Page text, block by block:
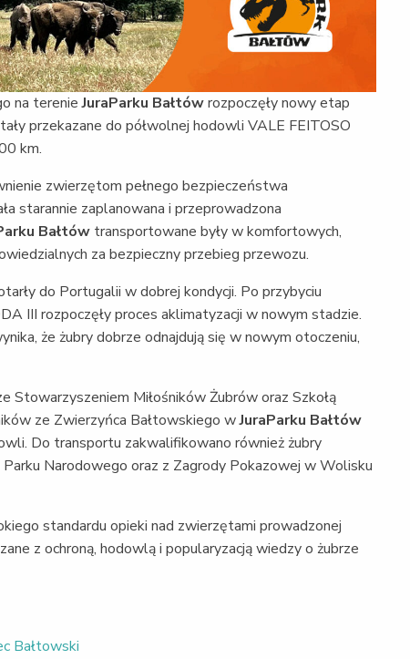
na terenieJuraParku Bałtówrozpoczęły nowy etap
przekazane do półwolnej hodowli VALE FEITOSO
km.
zwierzętom pełnego bezpieczeństwa
starannie zaplanowana i przeprowadzona
Bałtów transportowane były w komfortowych,
za bezpieczny przebieg przewozu.
do Portugalii w dobrej kondycji. Po przybyciu
III rozpoczęły proces aklimatyzacji w nowym stadzie.
że żubry dobrze odnajdują się w nowym otoczeniu,
Stowarzyszeniem Miłośników Żubrów oraz Szkołą
ze Zwierzyńca Bałtowskiego wJuraParku Bałtów
Do transportu zakwalifikowano również żubry
Narodowego oraz z Zagrody Pokazowej w Wolisku
standardu opieki nad zwierzętami prowadzonej
z ochroną, hodowlą i popularyzacją wiedzy o żubrze
Bałtowski